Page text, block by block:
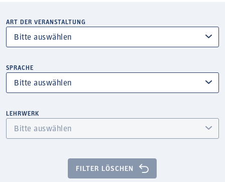
ART DER VERANSTALTUNG
SPRACHE
LEHRWERK
FILTER LÖSCHEN